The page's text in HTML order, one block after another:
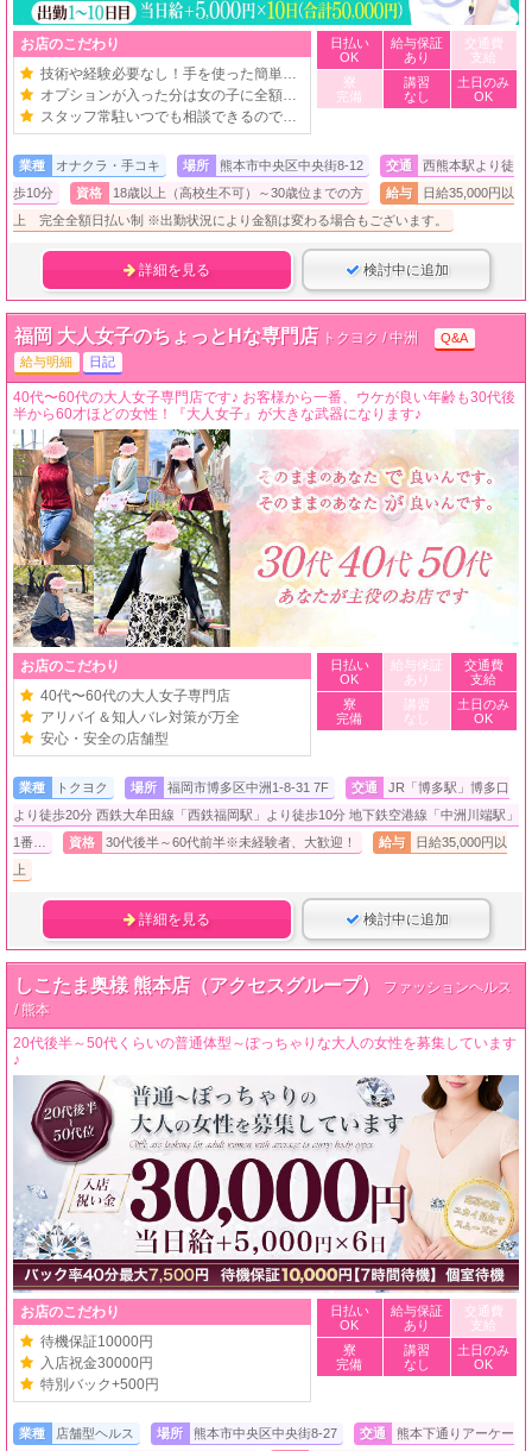
お店のこだわり
技術や経験必要なし！手を使った簡単お仕事
オプションが入った分は女の子に全額バック
スタッフ常駐いつでも相談できるので安心！
日払い
OK
給与保証
あり
交通費
支給
寮
完備
講習
なし
土日のみ
OK
業種 オナクラ・手コキ 場所 熊本市中央区中央街8-12 交通
西熊本駅より徒
歩10分
資格 18歳以上（高校生不可）～30歳位までの方 給与
日給35,000円以
上 完全全額日払い制 ※出勤状況により金額は変わる場合もございます。
詳細を見る 検討中に追加
福岡 大人女子のちょっとHな専門店 トクヨク / 中洲
Q&A
給与明細
日記
40代〜60代の大人女子専門店です♪ お客様から一番、ウケが良い年齢も30代後
半から60才ほどの女性！『大人女子』が大きな武器になります♪
お店のこだわり
40代〜60代の大人女子専門店
アリバイ＆知人バレ対策が万全
安心・安全の店舗型
日払い
OK
給与保証
あり
交通費
支給
寮
完備
講習
なし
土日のみ
OK
業種 トクヨク 場所 福岡市博多区中洲1-8-31 7F 交通
JR「博多駅」博多口
より徒歩20分 西鉄大牟田線「西鉄福岡駅」より徒歩10分 地下鉄空港線「中洲川端駅」
1番…
資格 30代後半～60代前半※未経験者、大歓迎！ 給与
日給35,000円以
上
詳細を見る 検討中に追加
しこたま奥様 熊本店（アクセスグループ）
ファッションヘルス
/ 熊本
20代後半～50代くらいの普通体型～ぽっちゃりな大人の女性を募集しています
♪
お店のこだわり
待機保証10000円
入店祝金30000円
特別バック+500円
日払い
OK
給与保証
あり
交通費
支給
寮
完備
講習
なし
土日のみ
OK
業種 店舗型ヘルス 場所 熊本市中央区中央街8-27 交通
熊本下通りアーケー